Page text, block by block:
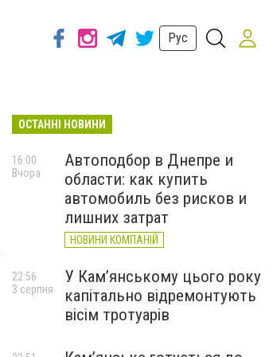
Рус
ОСТАННІ НОВИНИ
Автоподбор в Днепре и
области: как купить
автомобиль без рисков и
лишних затрат
НОВИНИ КОМПАНІЙ
16:00
Вчора
У Кам’янському цього року
капітально відремонтують
вісім тротуарів
22:56
3 серпня